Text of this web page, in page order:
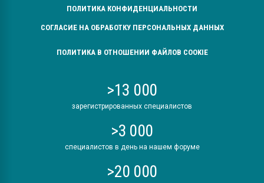
ПОЛИТИКА КОНФИДЕНЦИАЛЬНОСТИ
СОГЛАСИЕ НА ОБРАБОТКУ ПЕРСОНАЛЬНЫХ ДАННЫХ
ПОЛИТИКА В ОТНОШЕНИИ ФАЙЛОВ COOKIE
>13 000
зарегистрированных специалистов
>3 000
специалистов в день на нашем форуме
>20 000